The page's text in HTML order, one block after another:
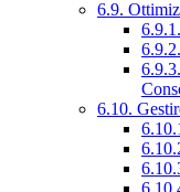
6.9.
6.10.